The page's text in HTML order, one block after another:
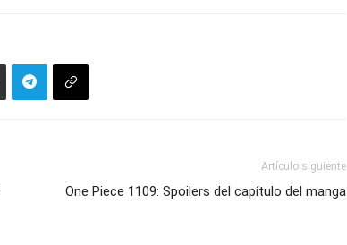
Artículo siguiente
One Piece 1109: Spoilers del capítulo del manga